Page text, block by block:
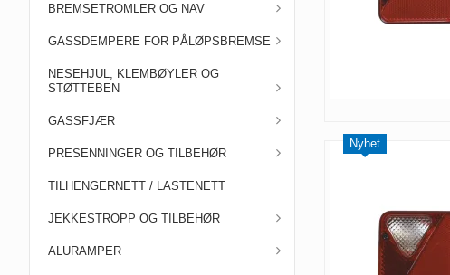
BREMSETROMLER OG NAV
GASSDEMPERE FOR PÅLØPSBREMSE
NESEHJUL, KLEMBØYLER OG
STØTTEBEN
GASSFJÆR
PRESENNINGER OG TILBEHØR
TILHENGERNETT / LASTENETT
JEKKESTROPP OG TILBEHØR
ALURAMPER
Nyhet